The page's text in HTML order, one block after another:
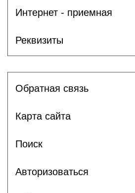
Интернет - приемная
Реквизиты
Обратная связь
Карта сайта
Поиск
Авторизоваться